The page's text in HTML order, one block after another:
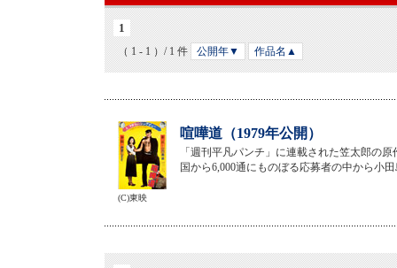
1
（ 1 - 1 ）/ 1 件 公開年▼ 作品名▲
喧嘩道（1979年公開）
「週刊平凡パンチ」に連載された笠太郎の
国から6,000通にものぼる応募者の中から小
(C)東映